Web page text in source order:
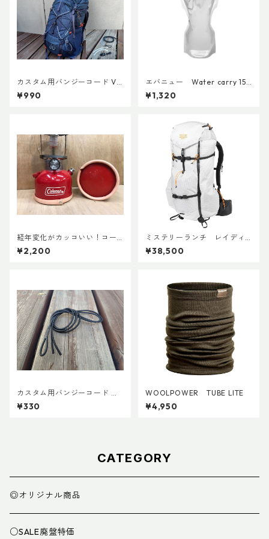
カスタム用バンジーコード Ve
r.3
¥990
エバニュー Water carry 150
0ml Grey
¥1,320
経年変化がカッコいい！コー
ルマン・ランタン用ボトムレ
ザーカバー135mm
¥2,200
ミステリーランチ レイディ
ックス47
¥38,500
カスタム用バンジーコード 交
換ショックコード
¥330
WOOLPOWER TUBE LITE
¥4,950
CATEGORY
◎オリジナル商品
○SALE廃盤特価